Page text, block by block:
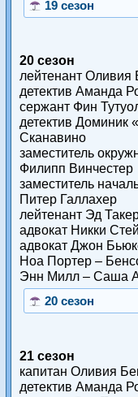
19 сезон
20 сезон
лейтенант Оливия
детектив Аманда
сержант Фин
детектив Доминик
Сканавино
заместитель
Филипп Винчестер
заместитель
Питер Галлахер
лейтенант Эд
адвокат Никки
адвокат Джон
Ноа Портер –
Энн Милл – Саша
20 сезон
21 сезон
капитан Оливия
детектив Аманда